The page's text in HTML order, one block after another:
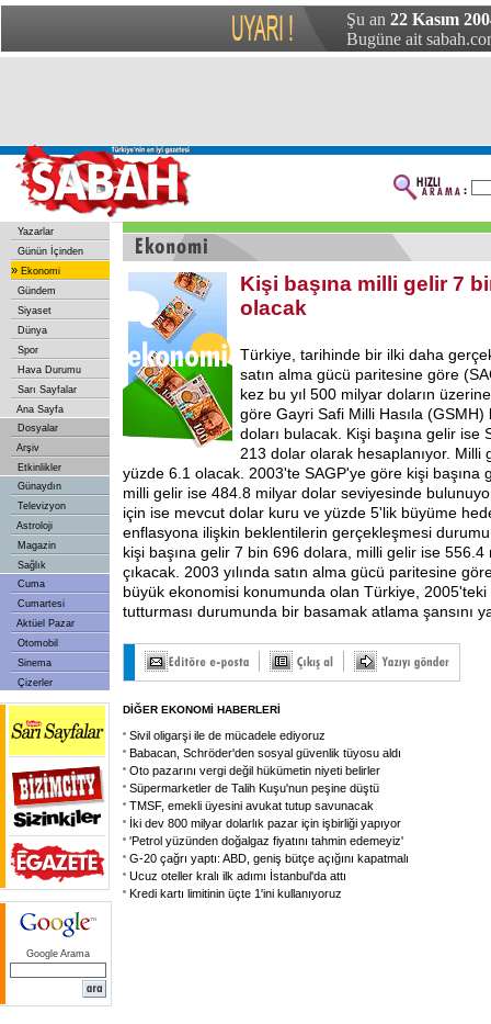
Şu an 22 Kasım
Bugüne ait
Yazarlar
Günün İçinden
» Ekonomi
Gündem
Siyaset
Dünya
Spor
Hava Durumu
Sarı Sayfalar
Ana Sayfa
Dosyalar
Arşiv
Etkinlikler
Günaydın
Televizyon
Astroloji
Magazin
Sağlık
Cuma
Cumartesi
Aktüel Pazar
Otomobil
Sinema
Çizerler
Google Arama
Kişi başına milli gelir 7
olacak
Türkiye, tarihinde bir ilki daha
satın alma gücü paritesine göre
kez bu yıl 500 milyar doların
göre Gayri Safi Milli Hasıla (GSMH)
doları bulacak. Kişi başına gelir ise
213 dolar olarak hesaplanıyor. Milli
yüzde 6.1 olacak. 2003'te SAGP'ye göre kişi başına
milli gelir ise 484.8 milyar dolar seviyesinde
için ise mevcut dolar kuru ve yüzde 5'lik büyüme
enflasyona ilişkin beklentilerin gerçekleşmesi
kişi başına gelir 7 bin 696 dolara, milli gelir ise 556.4
çıkacak. 2003 yılında satın alma gücü paritesine
büyük ekonomisi konumunda olan Türkiye,
tutturması durumunda bir basamak atlama şansını
DİĞER EKONOMİ HABERLERİ
Sivil oligarşi ile de mücadele ediyoruz
Babacan, Schröder'den sosyal güvenlik tüyosu aldı
Oto pazarını vergi değil hükümetin niyeti belirler
Süpermarketler de Talih Kuşu'nun peşine düştü
TMSF, emekli üyesini avukat tutup savunacak
İki dev 800 milyar dolarlık pazar için işbirliği yapıyor
'Petrol yüzünden doğalgaz fiyatını tahmin edemeyiz'
G-20 çağrı yaptı: ABD, geniş bütçe açığını kapatmalı
Ucuz oteller kralı ilk adımı İstanbul'da attı
Kredi kartı limitinin üçte 1'ini kullanıyoruz